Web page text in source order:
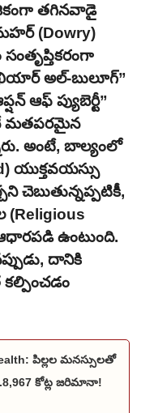
తగినవాడై
(Dowry)
అల్-బులూగ్”
ఆఫ్ ప్యుబెర్టీ”
మతపరమైన
అంటే, బాల్యంలో
యుక్తవయస్సు
చెబుతున్నప్పటికీ,
(Religious
ఉంటుంది.
దానికి
పిల్లల మనస్సులతో
కోట్ల జరిమానా!